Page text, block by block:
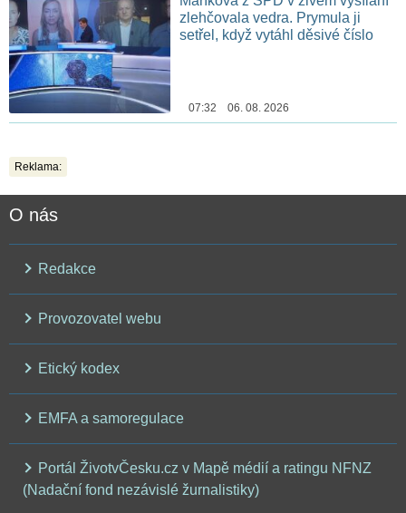
zlehčovala vedra. Prymula ji
setřel, když vytáhl děsivé číslo
07:32 06. 08. 2026
Reklama:
O nás
Redakce
Provozovatel webu
Etický kodex
EMFA a samoregulace
Portál ŽivotvČesku.cz v Mapě médií a ratingu NFNZ
(Nadační fond nezávislé žurnalistiky)